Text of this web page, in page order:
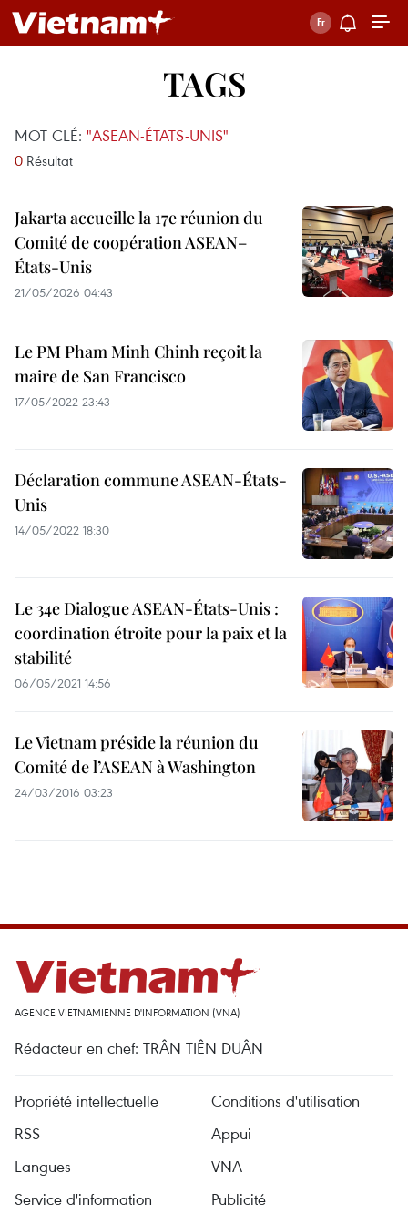
TAGS
MOT CLÉ: "ASEAN-ÉTATS-UNIS"
0 Résultat
Jakarta accueille la 17e réunion du
Comité de coopération ASEAN–
États-Unis
21/05/2026 04:43
Le PM Pham Minh Chinh reçoit la
maire de San Francisco
17/05/2022 23:43
Déclaration commune ASEAN-États-
Unis
14/05/2022 18:30
Le 34e Dialogue ASEAN-États-Unis :
coordination étroite pour la paix et la
stabilité
06/05/2021 14:56
Le Vietnam préside la réunion du
Comité de l’ASEAN à Washington
24/03/2016 03:23
AGENCE VIETNAMIENNE D'INFORMATION (VNA)
Rédacteur en chef: TRÂN TIÊN DUÂN
Propriété intellectuelle
Conditions d'utilisation
RSS
Appui
Langues
VNA
Service d'information
Publicité